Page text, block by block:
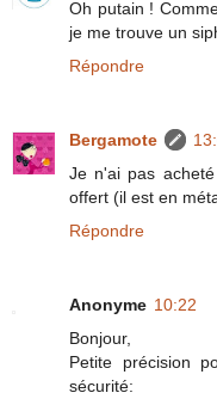
Oh putain !
je me trouve un
Répondre
Bergamote
Je n'ai pas
offert (il est en
Répondre
Anonyme 10:22
Bonjour,
Petite précision
sécurité: